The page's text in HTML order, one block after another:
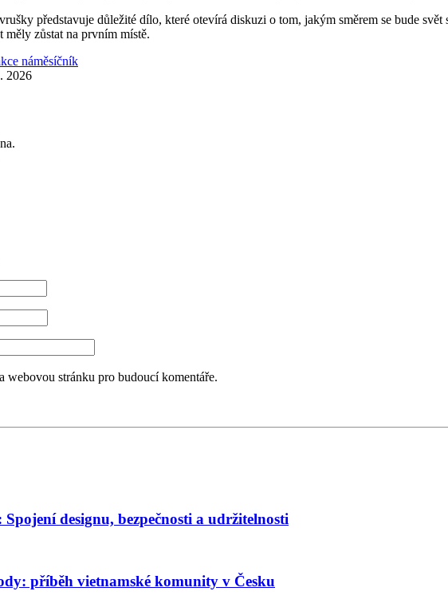
představuje důležité dílo, které otevírá diskuzi o tom, jakým směrem se bude
zůstat na prvním místě.
náměsíčník
2026
webovou stránku pro budoucí komentáře.
designu, bezpečnosti a udržitelnosti
příběh vietnamské komunity v Česku